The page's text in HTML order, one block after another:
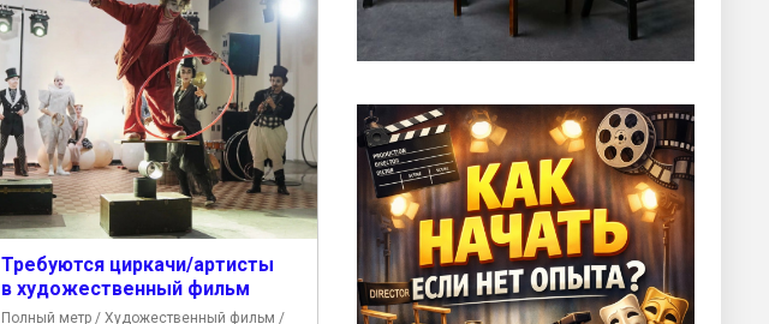
Требуются циркачи/артисты
в художественный фильм
Полный метр / Художественный фильм /